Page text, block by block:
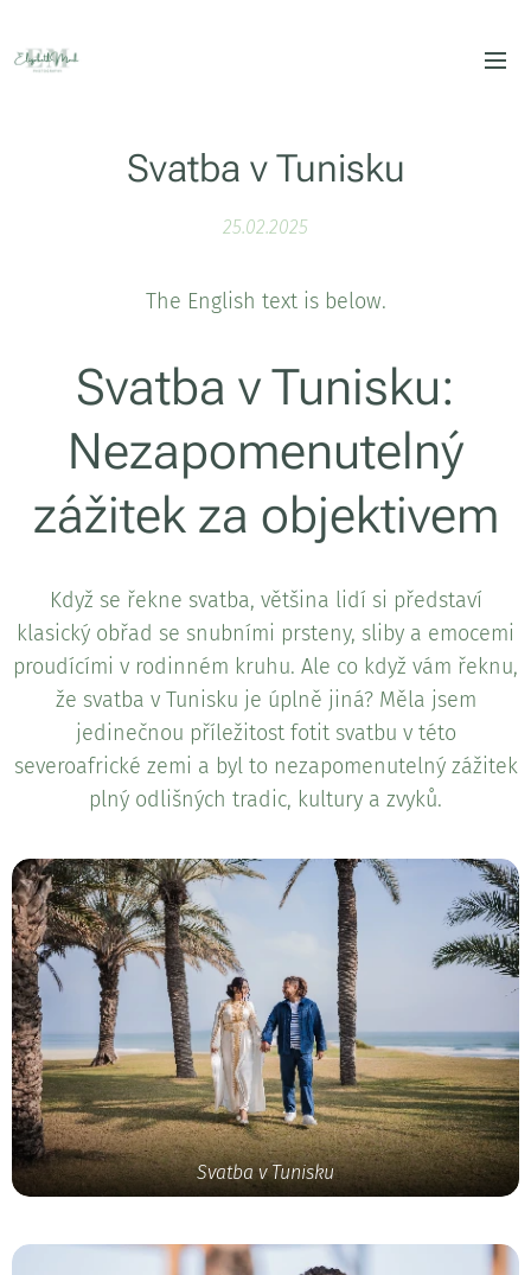
Svatba v Tunisku
25.02.2025
The English text is below.
Svatba v Tunisku:
Nezapomenutelný
zážitek za objektivem
Když se řekne svatba, většina lidí si představí
klasický obřad se snubními prsteny, sliby a emocemi
proudícími v rodinném kruhu. Ale co když vám řeknu,
že svatba v Tunisku je úplně jiná? Měla jsem
jedinečnou příležitost fotit svatbu v této
severoafrické zemi a byl to nezapomenutelný zážitek
plný odlišných tradic, kultury a zvyků.
Svatba v Tunisku